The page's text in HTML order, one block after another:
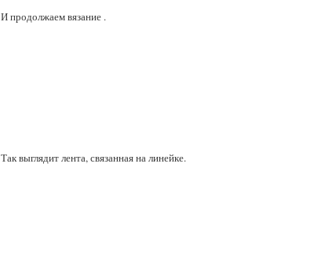
И продолжаем вязание .
Так выглядит лента, связанная на линейке.